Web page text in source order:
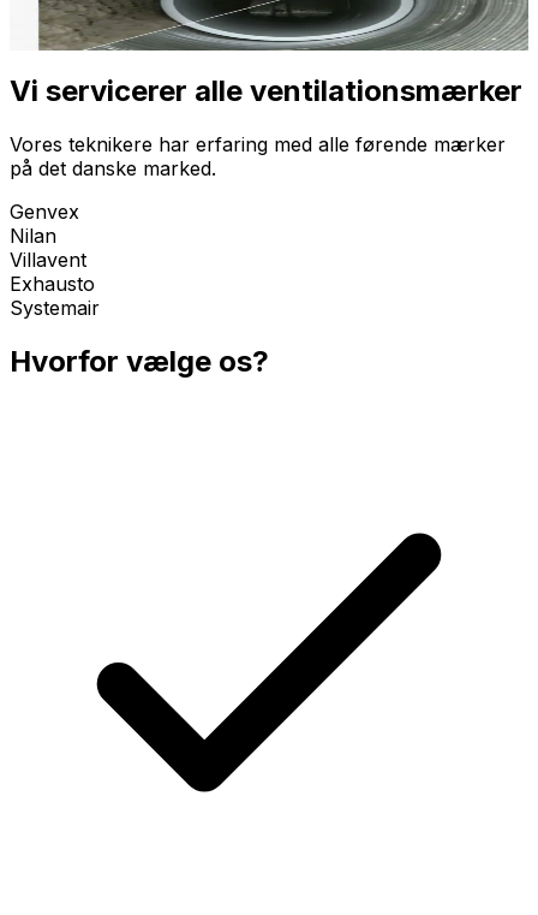
Professionel rensning gør en tydelig forskel for dit
ventilationsanlæg.
Vi servicerer alle ventilationsmærker
Vores teknikere har erfaring med alle førende mærker
på det danske marked.
Genvex
Nilan
Villavent
Exhausto
Systemair
Hvorfor vælge os?